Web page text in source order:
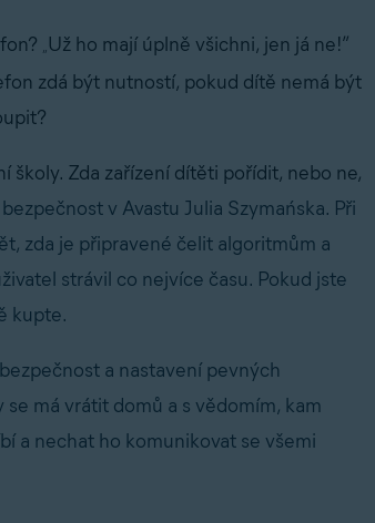
„ Už ho mají úplně všichni, jen já ne!”
zdá být nutností, pokud dítě nemá být
školy. Zda zařízení dítěti pořídit, nebo ne,
v Avastu Julia Szymańska. Při
zda je připravené čelit algoritmům a
strávil co nejvíce času. Pokud jste
kupte.
a nastavení pevných
má vrátit domů a s vědomím, kam
a nechat ho komunikovat se všemi